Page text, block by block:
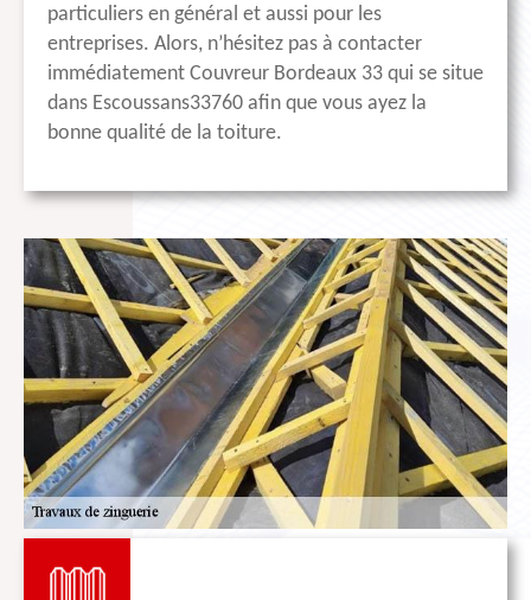
particuliers en général et aussi pour les
entreprises. Alors, n’hésitez pas à contacter
immédiatement Couvreur Bordeaux 33 qui se situe
dans Escoussans33760 afin que vous ayez la
bonne qualité de la toiture.